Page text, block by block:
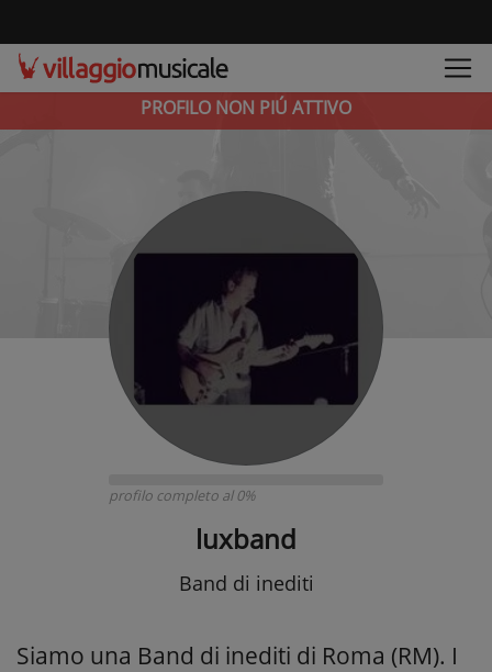
PROFILO NON PIÚ ATTIVO
profilo completo al 0%
luxband
Band di inediti
Siamo una Band di inediti di Roma (RM). I